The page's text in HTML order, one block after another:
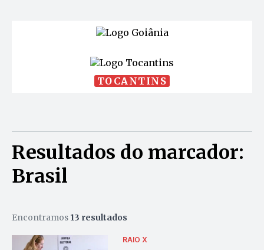
TOCANTINS
Resultados do marcador:
Brasil
Encontramos 13 resultados
RAIO X